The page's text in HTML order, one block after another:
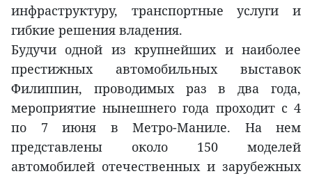
инфраструктуру, транспортные услуги и
гибкие решения владения.
Будучи одной из крупнейших и наиболее
престижных автомобильных выставок
Филиппин, проводимых раз в два года,
мероприятие нынешнего года проходит с 4
по 7 июня в Метро-Маниле. На нем
представлены около 150 моделей
автомобилей отечественных и зарубежных